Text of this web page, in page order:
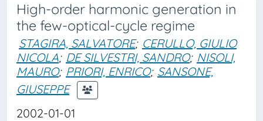
High-order harmonic generation in
the few-optical-cycle regime
STAGIRA, SALVATORE; CERULLO, GIULIO
NICOLA; DE SILVESTRI, SANDRO; NISOLI,
MAURO; PRIORI, ENRICO; SANSONE,
GIUSEPPE
2002-01-01